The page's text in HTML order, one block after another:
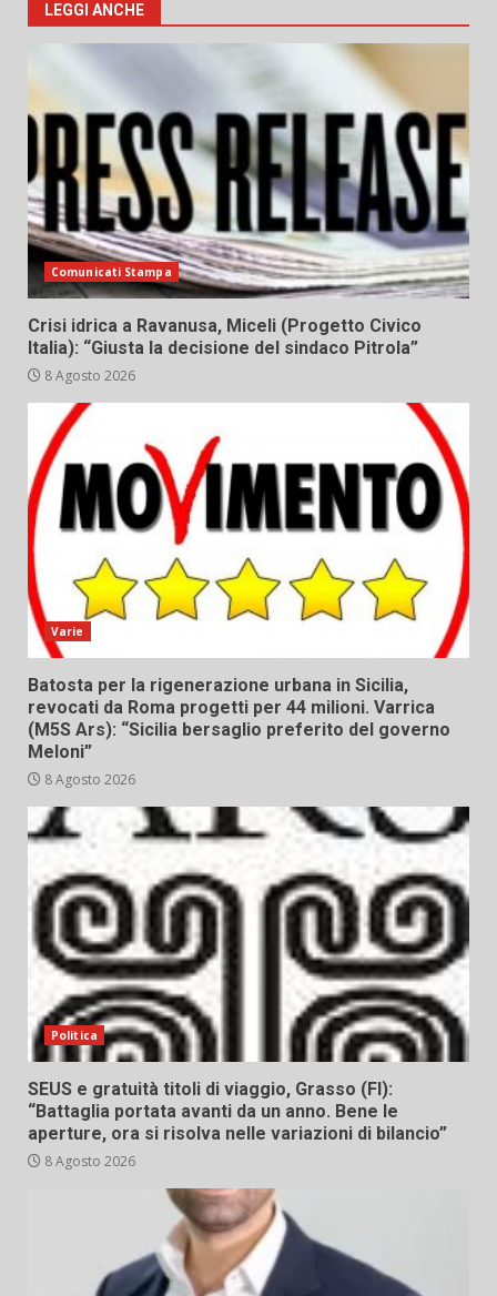
LEGGI ANCHE
Comunicati Stampa
Crisi idrica a Ravanusa, Miceli (Progetto Civico
Italia): “Giusta la decisione del sindaco Pitrola”
8 Agosto 2026
Varie
Batosta per la rigenerazione urbana in Sicilia,
revocati da Roma progetti per 44 milioni. Varrica
(M5S Ars): “Sicilia bersaglio preferito del governo
Meloni”
8 Agosto 2026
Politica
SEUS e gratuità titoli di viaggio, Grasso (FI):
“Battaglia portata avanti da un anno. Bene le
aperture, ora si risolva nelle variazioni di bilancio”
8 Agosto 2026